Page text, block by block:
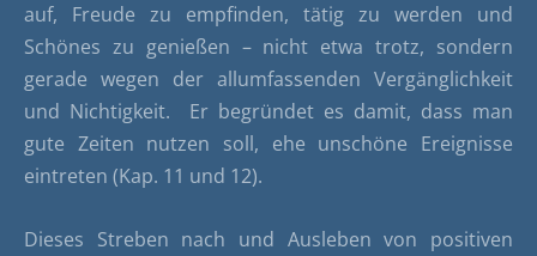
auf, Freude zu empfinden, tätig zu werden und
Schönes zu genießen – nicht etwa trotz, sondern
gerade wegen der allumfassenden Vergänglichkeit
und Nichtigkeit.
Er begründet es damit, dass man
gute Zeiten nutzen soll, ehe unschöne Ereignisse
eintreten (Kap. 11 und 12).
Dieses Streben nach und Ausleben von positiven